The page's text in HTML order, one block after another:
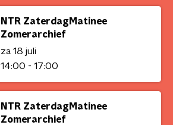
NTR ZaterdagMatinee
Zomerarchief
za 18 juli
14:00 - 17:00
NTR ZaterdagMatinee
Zomerarchief